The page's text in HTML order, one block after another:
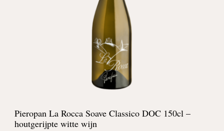
Pieropan La Rocca Soave Classico DOC 150cl –
houtgerijpte witte wijn